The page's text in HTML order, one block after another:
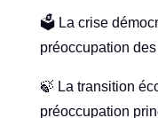
🗳️ La crise
préoccupation
🍃 La transition
préoccupation